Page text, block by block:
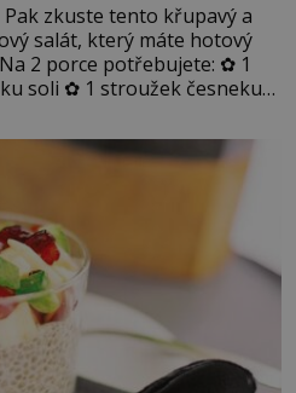
zkuste tento křupavý a
salát, který máte hotový
2 porce potřebujete: ✿ 1
soli ✿ 1 stroužek česneku
chilli ✿ 1 lžičku cukru ✿ 1
semínek